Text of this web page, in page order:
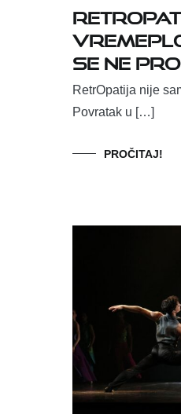
se ne
RetrOpatija nije
Povratak u […]
PROČITAJ!